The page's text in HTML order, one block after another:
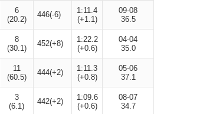
6
(20.2)
446(-6)
1:11.4
(+1.1)
09-08
36.5
8
(30.1)
452(+8)
1:22.2
(+0.6)
04-04
35.0
11
(60.5)
444(+2)
1:11.3
(+0.8)
05-06
37.1
3
(6.1)
442(+2)
1:09.6
(+0.6)
08-07
34.7